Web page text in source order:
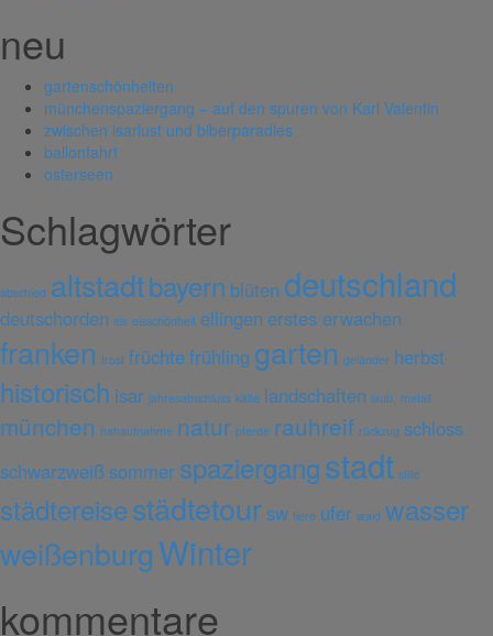
neu
gartenschönheiten
münchenspaziergang – auf den spuren von Karl Valentin
zwischen isarlust und biberparadies
ballonfahrt
osterseen
Schlagwörter
abschied altstadtbayern blüten deutschland
deutschorden eis eisschönheit ellingen erstes erwachen
franken frost früchtefrühling garten geländer herbst
historisch isar jahresabschluss kälte landschaften laub. metall
münchen nahaufnahme natur pferde rauhreif rückzug schloss
schwarzweiß sommer spaziergangstadt stille
städtereisestädtetour sw tiere ufer wald wasser
weißenburgWinter
kommentare